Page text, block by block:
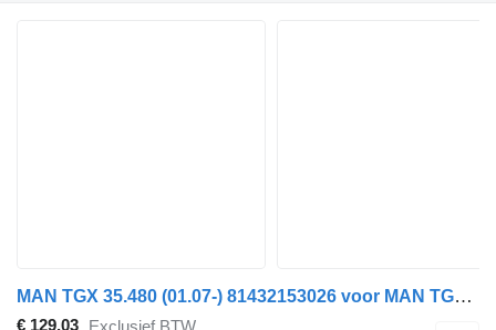
MAN TGX 35.480 (01.07-) 81432153026 voor MAN TGL, TGM, TGS, TGX (2005-2021) trekker
€ 129,03